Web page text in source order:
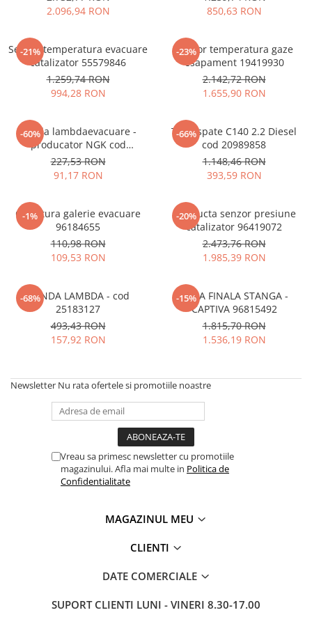
TIGRA-B 2004-2009
VECTRA-C 2002-2008
Mazda CX-80 KL
S-CROSS HYBRID 48V 2022-prezent
VITARA Hybrid 48V 2020-prezent
prezent
eVitara 2025-prezent
2.096,94 RON
850,63 RON
-21%
Senzor temperatura evacuare
catalizator 55579846
1.259,74 RON
994,28 RON
-23%
Senzor temperatura gaze
esapament 19419930
2.142,72 RON
1.655,90 RON
-60%
Sonda lambdaevacuare -
producator NGK cod
96415640
227,53 RON
91,17 RON
-66%
Toba spate C140 2.2 Diesel
cod 20989858
1.148,46 RON
393,59 RON
-1%
Garnitura galerie evacuare
96184655
110,98 RON
109,53 RON
-20%
Conducta senzor presiune
catalizator 96419072
2.473,76 RON
1.985,39 RON
-68%
SONDA LAMBDA - cod
25183127
493,43 RON
157,92 RON
-15%
TOBA FINALA STANGA -
CAPTIVA 96815492
1.815,70 RON
1.536,19 RON
Newsletter Nu rata ofertele si promotiile noastre
Vreau sa primesc newsletter cu promotiile
magazinului. Afla mai multe in Politica de
Confidentialitate
MAGAZINUL MEU
CLIENTI
DATE COMERCIALE
SUPORT CLIENTI LUNI - VINERI 8.30-17.00